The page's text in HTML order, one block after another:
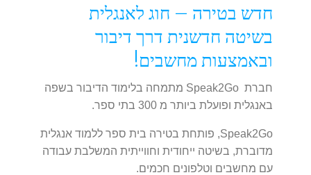
חדש בטירה – חוג לאנגלית
בשיטה חדשנית דרך דיבור
ובאמצעות מחשבים!
חברת Speak2Go מתמחה בלימוד הדיבור בשפה
באנגלית ופועלת ביותר מ 300 בתי ספר.
Speak2Go, פותחת בטירה בית ספר ללמוד אנגלית
מדוברת, בשיטה ייחודית וחווייתית המשלבת עבודה
עם מחשבים וטלפונים חכמים.